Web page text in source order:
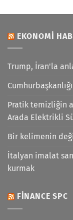
EKONOMI
Trump, İran'la
Pratik temizliğin
Arada Elektrikli
Bir kelimenin
İtalyan imalat
kurmak
FINANCE SPC